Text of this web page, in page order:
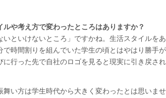
や考え方で変わったところはありますか？
といけないところ」ですかね。生活スタイルを
時間割りを組んでいた学生の頃とはやはり勝手
に行った先で自社のロゴを見ると現実に引き戻さ
い方は学生時代から大きく変わったとは思いま